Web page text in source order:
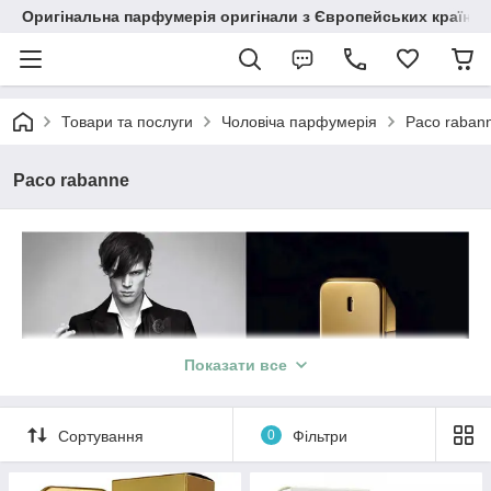
Оригінальна парфумерія оригінали з Європейських країн
Товари та послуги Чоловіча парфумерія Paco
Paco rabanne
Показати все
Сортування 0 Фільтри